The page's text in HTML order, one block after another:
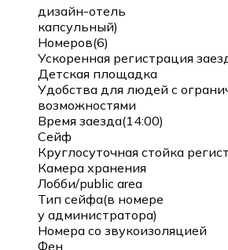
дизайн-отель
капсульный)
Номеров(6)
Ускоренная регистрация
Детская площадка
Удобства для людей с
возможностями
Время заезда(14:00)
Сейф
Круглосуточная стойка
Камера хранения
Лобби/public area
Тип сейфа(в номере
у администратора)
Номера со звукоизоляцией
Фен